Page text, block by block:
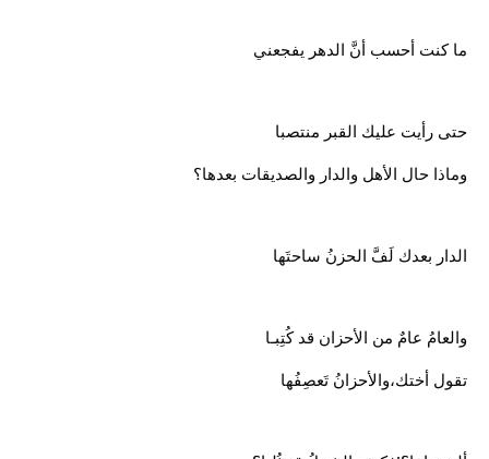
ما كنت أحسب أنَّ الدهر يفجعني
حتى رأيت عليك القبر منتصبا
وماذا حال الأهل والدار والصديقات بعدها؟
الدار بعدك لَفَّ الحزنُ ساحتَها
والعامُ عامٌ من الأحزان قد كُتِبـا
تقول أختك،والأحزانُ تَعصِفُها